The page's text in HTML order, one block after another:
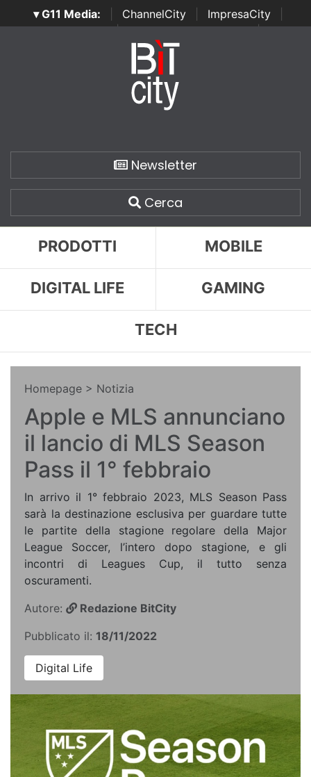
▾ G11 Media: ChannelCity ImpresaCity
SecurityOpenLab | Italian Channel Awards | Italian
Italian Security Awards
Newsletter
Cerca
PRODOTTI MOBILE
DIGITAL LIFE GAMING
TECH
Homepage > Notizia
Apple e MLS annunciano
il lancio di MLS Season
Pass il 1° febbraio
In arrivo il 1° febbraio 2023, MLS Season Pass
sarà la destinazione esclusiva per guardare tutte
le partite della stagione regolare della Major
League Soccer, l’intero dopo stagione, e gli
incontri di Leagues Cup, il tutto senza
oscuramenti.
Autore:
Redazione BitCity
Pubblicato il: 18/11/2022
Digital Life